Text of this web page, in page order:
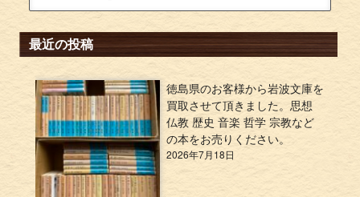
最近の投稿
徳島県のお客様から岩波文庫を
買取させて頂きました。思想
仏教 歴史 音楽 哲学 宗教など
の本をお売りください。
2026年7月18日